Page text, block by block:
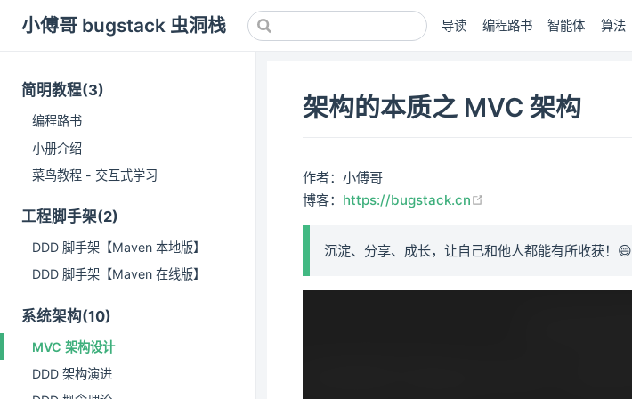
小傅哥 bugstack 虫洞栈 导读 编程路书 智能体 算法
简明教程(3)
编程路书
小册介绍
菜鸟教程 - 交互式学习
工程脚手架(2)
DDD 脚手架【Maven 本地版】
DDD 脚手架【Maven 在线版】
系统架构(10)
MVC 架构设计
DDD 架构演进
架构的本质之 MVC 架构
作者：小傅哥
博客： https://bugstack.cn
沉淀、分享、成长，让自己和他人都能有所收获！😄